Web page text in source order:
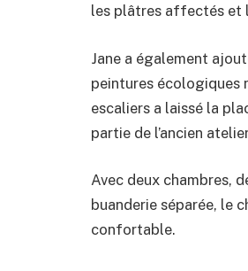
les plâtres affectés et
Jane a également
peintures écologiques
escaliers a laissé la
partie de l’ancien
Avec deux chambres,
buanderie séparée, le
confortable.